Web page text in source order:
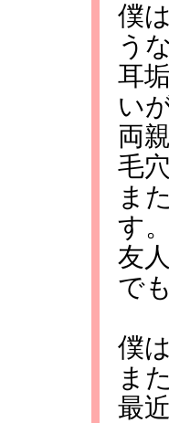
僕
う
耳
い
両
毛
ま
す。
友
で
僕
ま
最